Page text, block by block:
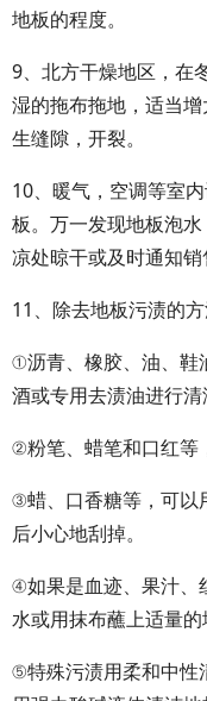
地板的程度。
9、北方干燥地区，在
湿的拖布拖地，适当
生缝隙，开裂。
10、暖气，空调等室
板。万一发现地板泡
凉处晾干或及时通知销
11、除去地板污渍的方
①沥青、橡胶、油、鞋
酒或专用去渍油进行清
②粉笔、蜡笔和口红等
③蜡、口香糖等，可以
后小心地刮掉。
④如果是血迹、果汁、
水或用抹布蘸上适量
⑤特殊污渍用柔和中性